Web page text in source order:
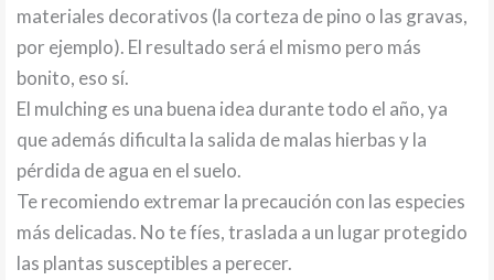
materiales decorativos (la corteza de pino o las gravas,
por ejemplo). El resultado será el mismo pero más
bonito, eso sí.
El mulching es una buena idea durante todo el año, ya
que además dificulta la salida de malas hierbas y la
pérdida de agua en el suelo.
Te recomiendo extremar la precaución con las especies
más delicadas. No te fíes, traslada a un lugar protegido
las plantas susceptibles a perecer.